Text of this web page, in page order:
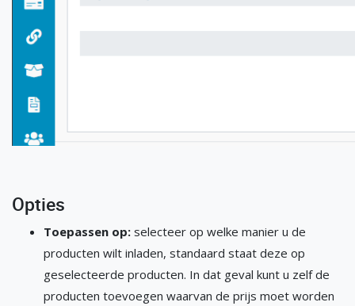
Opties
Toepassen op: selecteer op welke manier u de
producten wilt inladen, standaard staat deze op
geselecteerde producten. In dat geval kunt u zelf de
producten toevoegen waarvan de prijs moet worden